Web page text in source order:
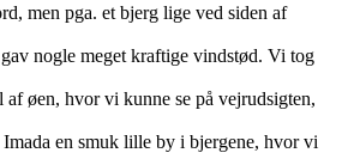
men pga. et bjerg lige ved siden af
nogle meget kraftige vindstød. Vi tog
af øen, hvor vi kunne se på vejrudsigten,
en smuk lille by i bjergene, hvor vi